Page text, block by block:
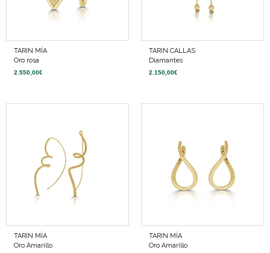
TARIN MÍA
Oro rosa
2.550,00€
TARIN CALLAS
Diamantes
2.150,00€
TARIN MÍA
Oro Amarillo
TARIN MÍA
Oro Amarillo